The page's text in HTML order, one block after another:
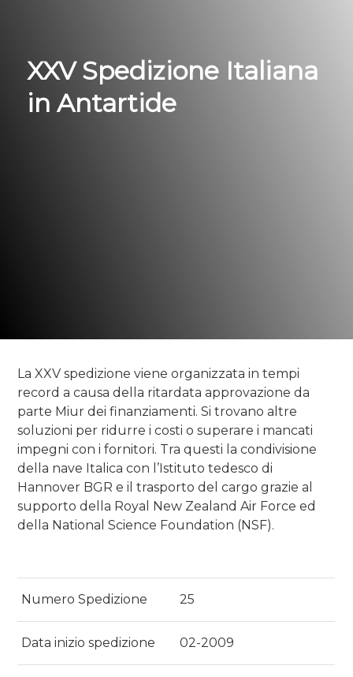
XXV Spedizione Italiana
in Antartide
La XXV spedizione viene organizzata in tempi
record a causa della ritardata approvazione da
parte Miur dei finanziamenti. Si trovano altre
soluzioni per ridurre i costi o superare i mancati
impegni con i fornitori. Tra questi la condivisione
della nave Italica con l’Istituto tedesco di
Hannover BGR e il trasporto del cargo grazie al
supporto della Royal New Zealand Air Force ed
della National Science Foundation (NSF).
Numero Spedizione 25
Data inizio spedizione 02-2009